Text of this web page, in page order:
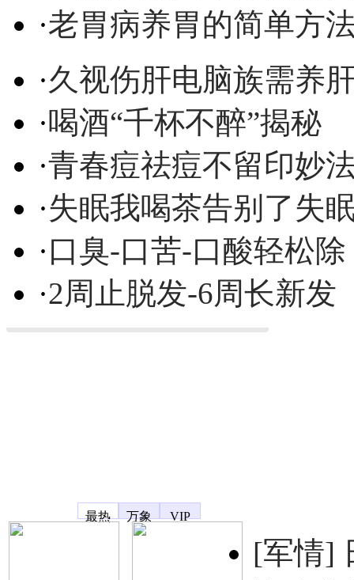
·老胃病养胃的简单方
·久视伤肝电脑族需养
·喝酒“千杯不醉”揭秘
·青春痘祛痘不留印妙
·失眠我喝茶告别了失
·口臭-口苦-口酸轻松除
·2周止脱发-6周长新发
最热
万象 VIP
[军情]